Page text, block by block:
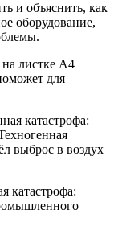
и объяснить, как
оборудование,
листке А4
для
катастрофа:
выброс в воздух
катастрофа: